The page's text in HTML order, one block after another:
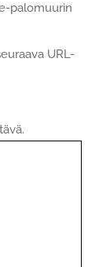
palomuurin
URL-